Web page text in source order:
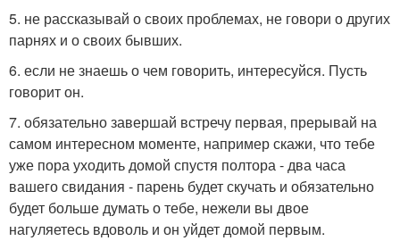
5. не рассказывай о своих проблемах, не говори о других
парнях и о своих бывших.
6. если не знаешь о чем говорить, интересуйся. Пусть
говорит он.
7. обязательно завершай встречу первая, прерывай на
самом интересном моменте, например скажи, что тебе
уже пора уходить домой спустя полтора - два часа
вашего свидания - парень будет скучать и обязательно
будет больше думать о тебе, нежели вы двое
нагуляетесь вдоволь и он уйдет домой первым.